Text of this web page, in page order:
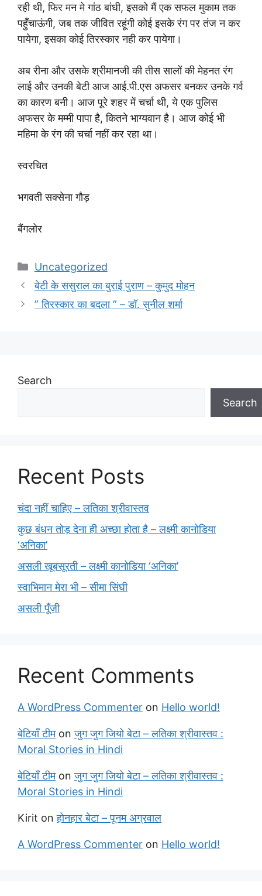
रही थी, फिर मन मे गांठ बांधी, इसको मैं एक सफल मुकाम तक
पहुँचाऊंगी, जब तक जीवित रहूंगी कोई इसके रंग पर तंज न कर
पायेगा, इसका कोई तिरस्कार नही कर पायेगा।
अब रीना और उसके श्रीमानजी की तीस सालों की मेहनत रंग
लाई और उनकी बेटी आज आई.पी.एस अफसर बनकर उनके गर्व
का कारण बनी। आज पूरे शहर में चर्चा थी, ये एक पुलिस
अफसर के मम्मी पापा है, कितने भाग्यवान है। आज कोई भी
महिमा के रंग की चर्चा नहीं कर रहा था।
स्वरचित
भगवती सक्सेना गौड़
बैंगलोर
Categories
Uncategorized
बेटी के ससुराल का बुराई पुराण – कुमुद मोहन
” तिरस्कार का बदला ” – डॉ. सुनील शर्मा
Search
Search
Recent Posts
चंदा नहीं चाहिए – लतिका श्रीवास्तव
कुछ बंधन तोड़ देना ही अच्छा होता है – लक्ष्मी कानोडिया
‘अनिका’
असली खूबसूरती – लक्ष्मी कानोडिया ‘अनिका’
स्वाभिमान मेरा भी – सीमा सिंघी
असली पूँजी
Recent Comments
A WordPress Commenter on Hello world!
बेटियाँ टीमonजुग जुग जियो बेटा – लतिका श्रीवास्तव :
Moral Stories in Hindi
बेटियाँ टीमonजुग जुग जियो बेटा – लतिका श्रीवास्तव :
Moral Stories in Hindi
Kirit onहोनहार बेटा – पूनम अग्रवाल
A WordPress Commenter on Hello world!